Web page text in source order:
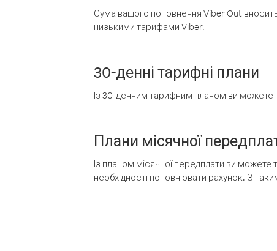
Сума вашого поповнення Viber Out
низькими тарифами Viber.
30-денні тарифні плани
Із 30-денним тарифним планом ви можете
Плани місячної
Із планом місячної передплати ви
необхідності поповнювати рахунок. З